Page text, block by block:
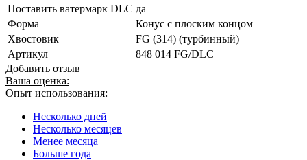
Поставить ватермарк DLC да
Форма
Конус с плоским концом
Хвостовик
FG (314) (турбинный)
Артикул
848 014 FG/DLC
Добавить отзыв
Ваша оценка:
Опыт использования:
Несколько дней
Несколько месяцев
Менее месяца
Больше года